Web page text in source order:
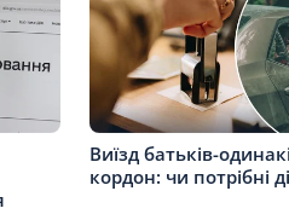
Виїзд батьків-
кордон: чи потрібні